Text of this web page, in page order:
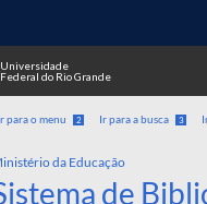
Universidade
Federal do Rio Grande
para o menu 2 Ir para a busca 3
da Educação
de